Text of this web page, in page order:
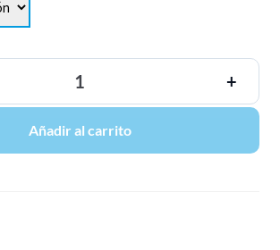
+
Añadir al carrito